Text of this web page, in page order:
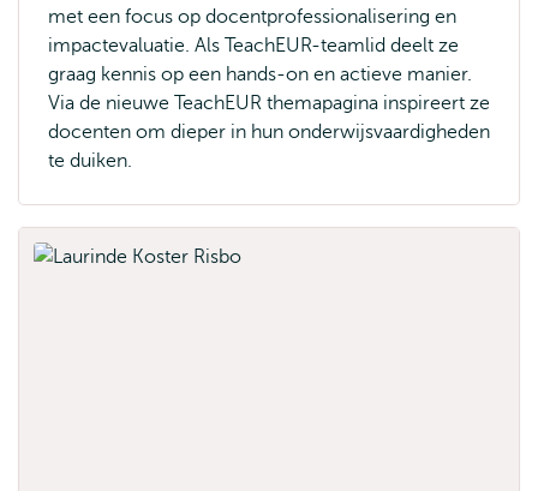
met een focus op docentprofessionalisering en
impactevaluatie. Als TeachEUR-teamlid deelt ze
graag kennis op een hands-on en actieve manier.
Via de nieuwe TeachEUR themapagina inspireert ze
docenten om dieper in hun onderwijsvaardigheden
te duiken.